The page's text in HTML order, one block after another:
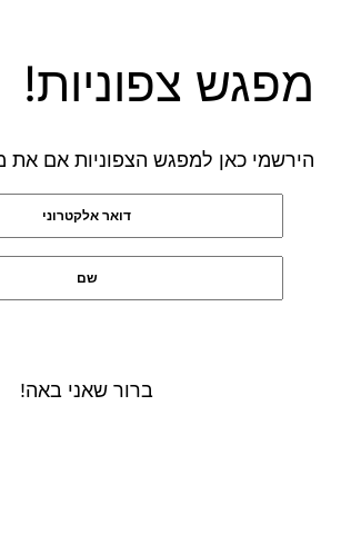
מפגש צפוניות!
הירשמי כאן למפגש הצפוניות אם את